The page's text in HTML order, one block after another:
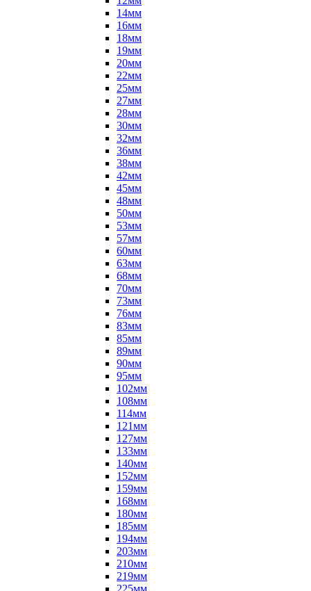
14мм
16мм
18мм
19мм
20мм
22мм
25мм
27мм
28мм
30мм
32мм
36мм
38мм
42мм
45мм
48мм
50мм
53мм
57мм
60мм
63мм
68мм
70мм
73мм
76мм
83мм
85мм
89мм
90мм
95мм
102мм
108мм
114мм
121мм
127мм
133мм
140мм
152мм
159мм
168мм
180мм
185мм
194мм
203мм
210мм
219мм
225мм